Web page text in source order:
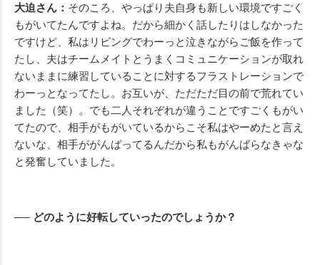
大迫さん： そのころ、やっぱり夫自身も新しい環境ですごく
もがいてたんですよね。だから細かく話したりはしなかった
ですけど、私はリビングでわーっと泣きながらご飯を作って
たし、夫はチームメイトとうまくコミュニケーションが取れ
ないままに練習していることに対するフラストレーションで
わーっとなってたし。お互いが、ただただ目の前で荒れてい
ました（笑）。でも二人それぞれが違うことですごくもがい
てたので、相手がもがいているからこそ私はやーめたと言え
ないな、相手ががんばってるんだから私もがんばらなきゃな
と発奮していました。
── どのように好転していったのでしょうか？